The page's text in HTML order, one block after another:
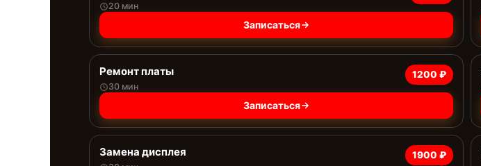
20 мин
Записаться
Ремонт платы
30 мин
1200 ₽
Записаться
Замена дисплея 1900 ₽